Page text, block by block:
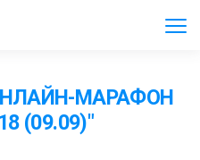
МАРАФОН
(09.09)"